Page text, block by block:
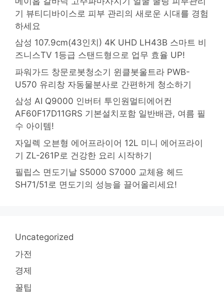
기 뷰티디바이스로 피부 관리의 새로운 시대를 경험
하세요
삼성 107.9cm(43인치) 4K UHD LH43B 스마트 비
즈니스TV 1등급 스탠드형으로 업무 효율 UP!
파워가드 창문로봇청소기 윈클봇울트라 PWB-
U570 유리창 자동물분사로 간편하게 청소하기
삼성 AI Q9000 인버터 투인원멀티에어컨
AF60F17D11GRS 기본설치포함 일반배관, 여름 필
수 아이템!
자일렉 오븐형 에어프라이어 12L 미니 에어프라이
기 ZL-261P로 건강한 요리 시작하기
필립스 면도기날 S5000 S7000 교체용 헤드
SH71/51로 면도기의 성능을 끌어올리세요!
Uncategorized
가전
경제
꿀팁